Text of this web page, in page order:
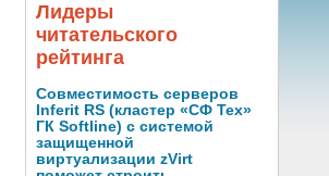
Лидеры
читательского
рейтинга
Совместимость серверов
Inferit RS (кластер «СФ Тех»
ГК Softline) с системой
защищенной
виртуализации zVirt